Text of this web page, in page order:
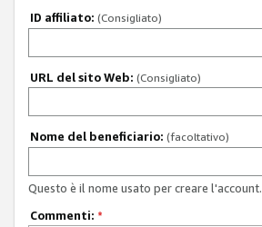
ID affiliato: (Consigliato)
URL del sito Web: (Consigliato)
Nome del beneficiario: (facoltativo)
Questo è il nome usato per creare l'account.
Commenti: *